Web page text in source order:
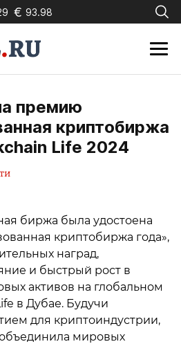
€ 93.98
премию
криптобиржа
Life 2024
биржа была удостоена
криптобиржа года»,
наград,
и быстрый рост в
активов на глобальном
в Дубае. Будучи
для криптоиндустрии,
мировых